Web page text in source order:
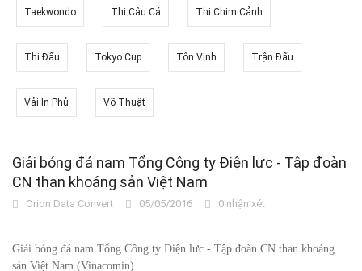
Taekwondo Thi Câu Cá Thi Chim Cảnh
Thi Đấu Tokyo Cup Tôn Vinh Trận Đấu
Vải In Phủ Võ Thuật
Giải bóng đá nam Tổng Công ty Điện lưc - Tập đoàn
CN than khoáng sản Việt Nam
Orion Data Convert 05/05/2016 0 nhận xét
Giải bóng đá nam Tổng Công ty Điện lưc - Tập đoàn CN than khoáng
sản Việt Nam (Vinacomin)